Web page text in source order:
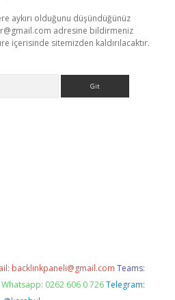
aykırı olduğunu düşündüğünüz
adresine bildirmeniz
içerisinde sitemizden kaldırılacaktır.
backlinkpaneli@gmail.com Teams:
Whatsapp: 0262 606 0 726 Telegram: